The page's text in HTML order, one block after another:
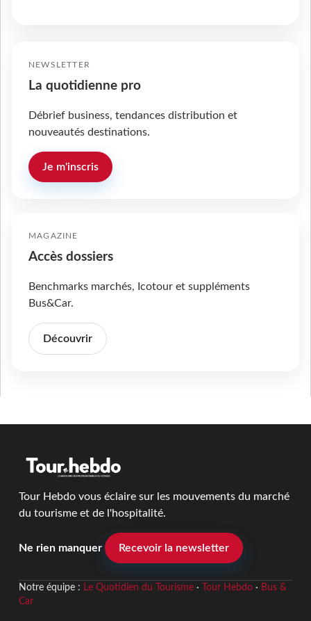
NEWSLETTER
La quotidienne pro
Débrief business, tendances distribution et
nouveautés destinations.
Je m'inscris
MAGAZINE
Accès dossiers
Benchmarks marchés, Icotour et suppléments
Bus&Car.
Découvrir
Tour Hebdo vous éclaire sur les mouvements du marché
du tourisme et de l'hospitalité.
Ne rien manquer Recevoir la newsletter
Notre équipe : Le Quotidien du Tourisme· Tour Hebdo· Bus &
Car